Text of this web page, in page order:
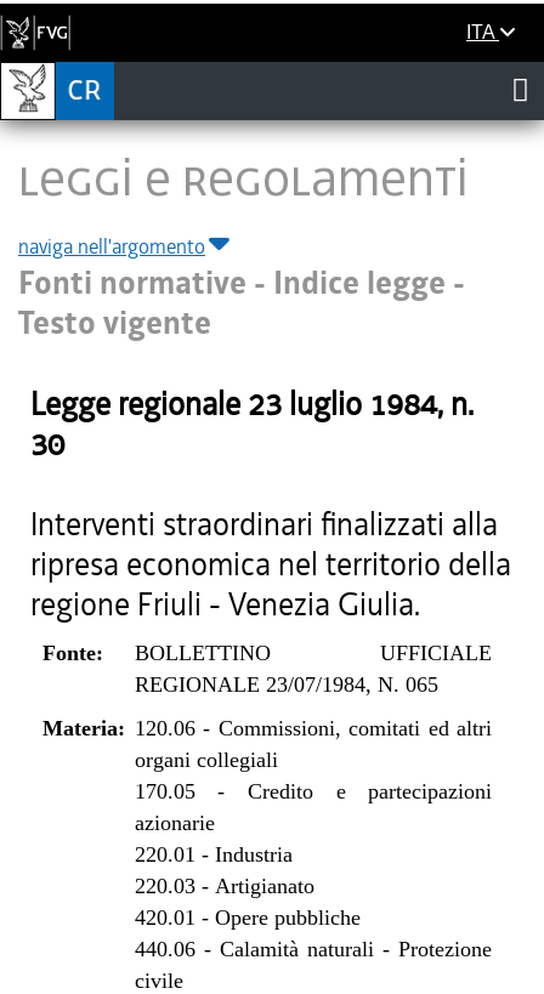
ITA
LEGGI E REGOLAMENTI
naviga nell'argomento
Fonti normative - Indice legge -
Testo vigente
Legge regionale 23 luglio 1984, n.
30
Interventi straordinari finalizzati alla
ripresa economica nel territorio della
regione Friuli - Venezia Giulia.
Fonte:
BOLLETTINO UFFICIALE
REGIONALE 23/07/1984, N. 065
Materia: 120.06- Commissioni, comitati ed altri
organi collegiali
170.05-Credito e partecipazioni
azionarie
220.01 - Industria
220.03- Artigianato
420.01 - Opere pubbliche
440.06- Calamità naturali - Protezione
civile